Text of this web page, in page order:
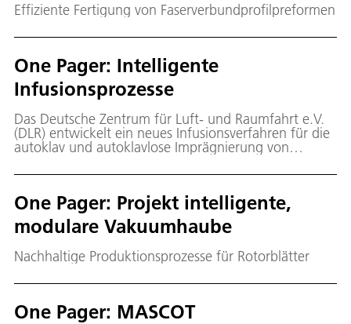
Effiziente Fertigung von Faserverbundprofilpreformen
One Pager: Intelligente
Infusionsprozesse
Das Deutsche Zentrum für Luft- und Raumfahrt e.V.
(DLR) entwickelt ein neues Infusionsverfahren für die
autoklav und autoklavlose Imprägnierung von
One Pager: Projekt intelligente,
modulare Vakuumhaube
Nachhaltige Produktionsprozesse für Rotorblätter
One Pager: MASCOT